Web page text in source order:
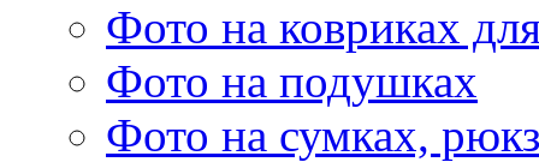
Фото на ковриках
Фото на подушках
Фото на сумках,